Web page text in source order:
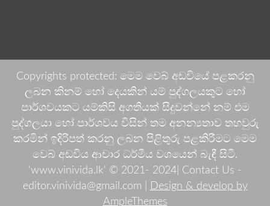
Copyrights protected: මෙම වෙබ් අඩවියේ පළකරනු
ලබන කිනම් හෝ දෙයකින් යම් පුද්ගලයකුට හෝ
පාර්ශවයකට යම්කිසි අගතියක් සිදුවන්නේ නම් එම
පුද්ගලයා හෝ පාර්ශවය විසින් තම අනන්‍යතාව තහවුරු
කරමින් ඉදිරිපත් කරනු ලබන පිළිතුරු පළකිරීමට මෙම
වෙබ් අඩවිය ආචාර ධර්මීය වශයෙන් බැඳී සිටී.
'www.vinivida.lk' © 2021- 2024| Contact Us -
editor.vinivida@gmail.com |
Design & develop by
AmpleThemes